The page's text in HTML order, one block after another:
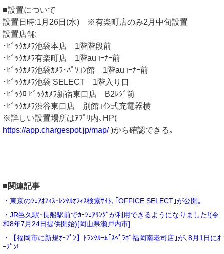
■設置について
設置日時:1月26日(水) ※有楽町店のみ2月中旬設置
設置店舗:
･ﾋﾞｯｸｶﾒﾗ池袋本店 1階階段前
･ﾋﾞｯｸｶﾒﾗ有楽町店 1階auｺｰﾅｰ前
･ﾋﾞｯｸｶﾒﾗ池袋ｶﾒﾗ･ﾊﾟｿｺﾝ館 1階auｺｰﾅｰ前
･ﾋﾞｯｸｶﾒﾗ池袋 SELECT 1階入り口
･ﾋﾞｯｸﾛ ﾋﾞｯｸｶﾒﾗ新宿東口店 B2ﾚｼﾞ前
･ﾋﾞｯｸｶﾒﾗ渋谷東口店 別館ｺｲﾝ式充電器横
※詳しい設置場所はｱﾌﾟﾘ内､HP(
https://app.chargespot.jp/map/)から確認できる｡
■関連記事
・東京のｼｪｱｵﾌｨｽ･ﾚﾝﾀﾙｵﾌｨｽ検索ｻｲﾄ､｢OFFICE SELECT｣が公開｡
・JR邑久駅･長船駅前でｶｰｼｪｱﾘﾝｸﾞが利用できるようになりました!(令
和8年7月24日提供開始)[岡山県瀬戸内市]
・【福岡市に新規ｵｰﾌﾟﾝ】ﾄﾗﾝｸﾙｰﾑ｢ｽﾍﾟﾗﾎﾞ福岡南老司店｣が､8月1日にｵ
ｰﾌﾟﾝ!